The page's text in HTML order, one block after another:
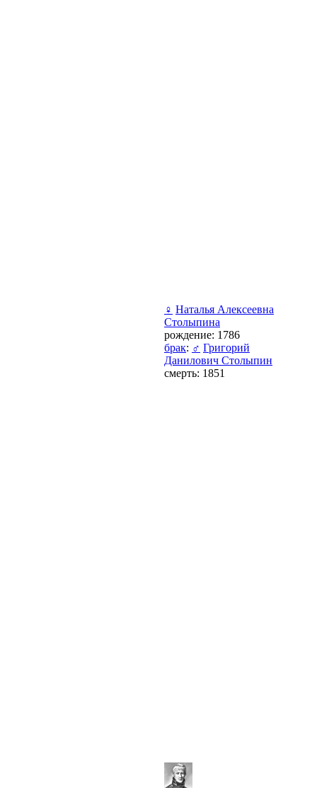
♀ Наталья Алексеевна
Столыпина
рождение: 1786
брак: ♂ Григорий
Данилович Столыпин
смерть: 1851